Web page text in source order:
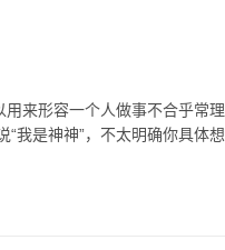
来形容一个人做事不合乎常理
我是神神”，不太明确你具体